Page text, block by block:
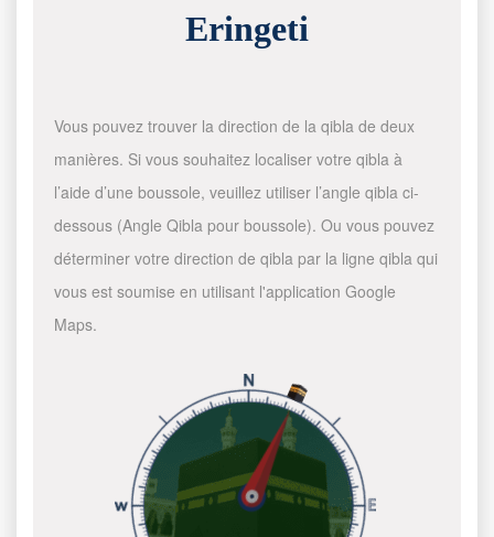
Eringeti
Vous pouvez trouver la direction de la qibla de deux
manières. Si vous souhaitez localiser votre qibla à
l’aide d’une boussole, veuillez utiliser l’angle qibla ci-
dessous (Angle Qibla pour boussole). Ou vous pouvez
déterminer votre direction de qibla par la ligne qibla qui
vous est soumise en utilisant l'application Google
Maps.